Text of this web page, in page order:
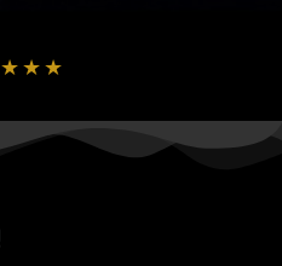
★★★